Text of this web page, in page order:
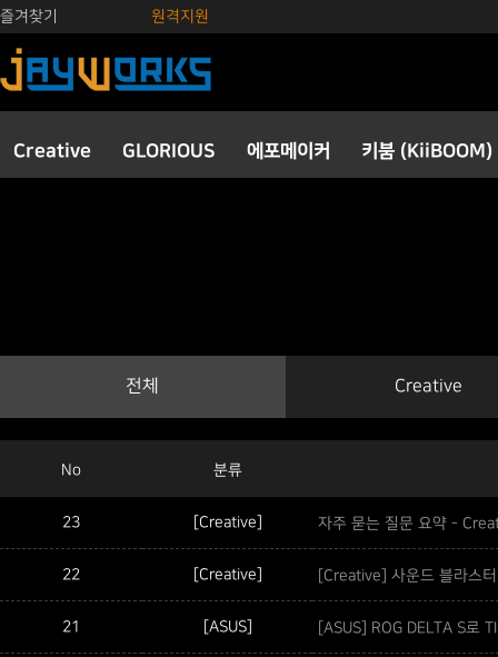
즐겨찾기 원격지원
Creative GLORIOUS 에포메이커 키붐 (KiiBOOM)
전체 Creative
No 분류
23 [Creative] 자주 묻는 질문 요약 -
22 [Creative] [Creative] 사운드 블라스
21 [ASUS] [ASUS] ROG DELTA S로